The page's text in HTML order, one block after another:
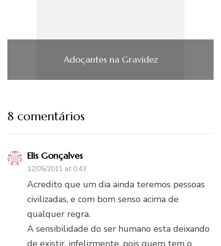
Adoçantes na Gravidez
8 comentários
Elis Gonçalves
12/05/2011 at 0:43
Acredito que um dia ainda teremos pessoas
civilizadas, e com bom senso acima de
qualquer regra.
A sensibilidade do ser humano esta deixando
de existir, infelizmente, pois quem tem o